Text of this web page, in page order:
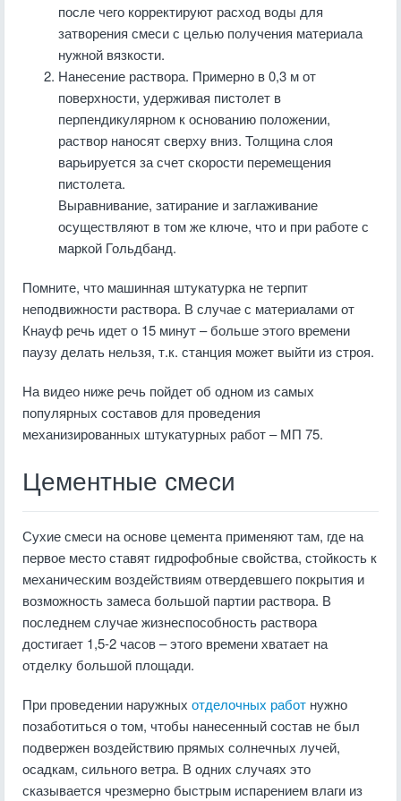
после чего корректируют расход воды для
затворения смеси с целью получения материала
нужной вязкости.
Нанесение раствора. Примерно в 0,3 м от
поверхности, удерживая пистолет в
перпендикулярном к основанию положении,
раствор наносят сверху вниз. Толщина слоя
варьируется за счет скорости перемещения
пистолета.
Выравнивание, затирание и заглаживание
осуществляют в том же ключе, что и при работе с
маркой Гольдбанд.
Помните, что машинная штукатурка не терпит
неподвижности раствора. В случае с материалами от
Кнауф речь идет о 15 минут – больше этого времени
паузу делать нельзя, т.к. станция может выйти из строя.
На видео ниже речь пойдет об одном из самых
популярных составов для проведения
механизированных штукатурных работ – МП 75.
Цементные смеси
Сухие смеси на основе цемента применяют там, где на
первое место ставят гидрофобные свойства, стойкость к
механическим воздействиям отвердевшего покрытия и
возможность замеса большой партии раствора. В
последнем случае жизнеспособность раствора
достигает 1,5-2 часов – этого времени хватает на
отделку большой площади.
При проведении наружных отделочных работ нужно
позаботиться о том, чтобы нанесенный состав не был
подвержен воздействию прямых солнечных лучей,
осадкам, сильного ветра. В одних случаях это
сказывается чрезмерно быстрым испарением влаги из